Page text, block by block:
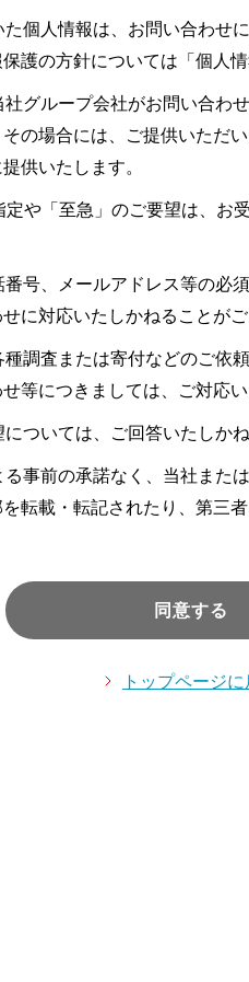
方は個人と入力してください
個人情報は、お問い合わせ
護の方針については「個人
グループ会社がお問い合わ
の場合には、ご提供いただ
供いたします。
定や「至急」のご要望は、お
号、メールアドレス等の必
に対応いたしかねることがご
調査または寄付などのご依
等につきましては、ご対応い
ついては、ご回答いたしかね
事前の承諾なく、当社また
転載・転記されたり、第三
同意する
トップページに